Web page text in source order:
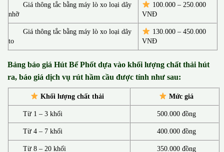
Giá thông tắc bằng máy lò xo loại dây
nhỡ
100.000 – 250.000
VNĐ
Giá thông tắc bằng máy lò xo loại dây
to
130.000 –450.000
VNĐ
Bảng báo giá Hút Bể Phốt dựa vào khối lượng chất thải hút
ra, báo giá dịch vụ rút hầm cầu được tính như sau:
Khối lượng chất thải Mức giá
Từ 1 – 3 khối 500.000 đồng
Từ 4 – 7 khối 400.000 đồng
Từ 8 – 20 khối 350.000 đồng